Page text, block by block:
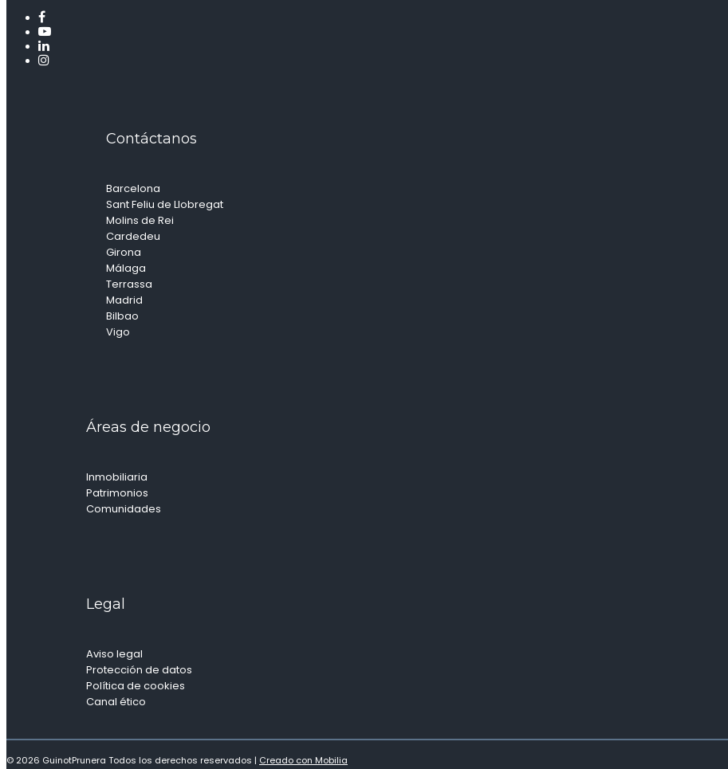
Contáctanos
Barcelona
Sant Feliu de Llobregat
Molins de Rei
Cardedeu
Girona
Málaga
Terrassa
Madrid
Bilbao
Vigo
Áreas de negocio
Inmobiliaria
Patrimonios
Comunidades
Legal
Aviso legal
Protección de datos
Política de cookies
Canal ético
© 2026 GuinotPrunera Todos los derechos reservados | Creado con Mobilia